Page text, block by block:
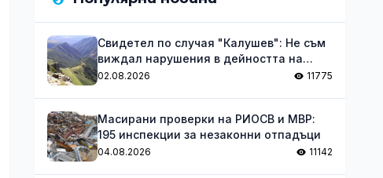
Свидетел по случая "Калушев": Не съм
виждал нарушения в дейността на
групата
02.08.2026 11775
Масирани проверки на РИОСВ и МВР:
195 инспекции за незаконни отпадъци
04.08.2026 11142